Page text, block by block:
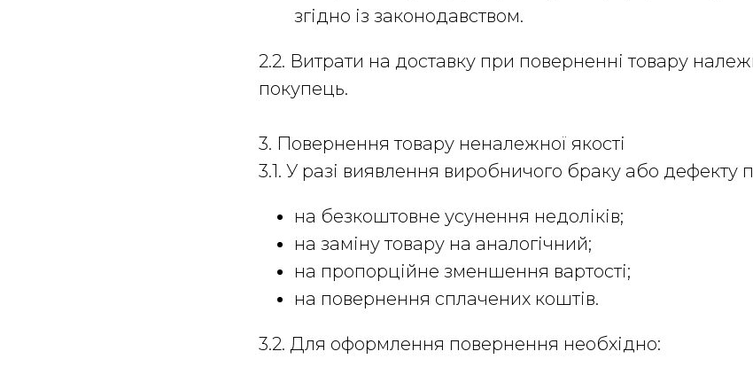
згідно із законодавством.
2.2. Витрати на доставку при поверненні товару
покупець.
3. Повернення товару неналежної якості
3.1. У разі виявлення виробничого браку або дефекту
на безкоштовне усунення недоліків;
на заміну товару на аналогічний;
на пропорційне зменшення вартості;
на повернення сплачених коштів.
3.2. Для оформлення повернення необхідно: